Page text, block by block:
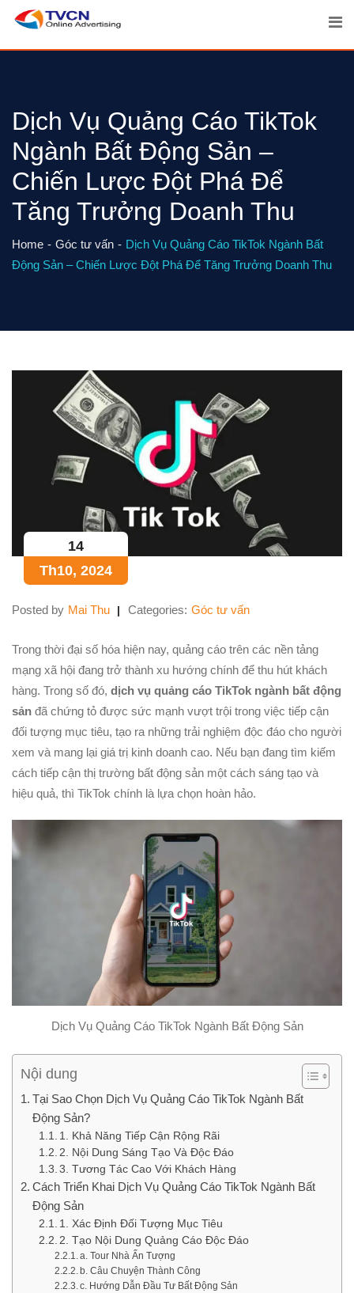
content
Dịch Vụ Quảng Cáo TikTok
Ngành Bất Động Sản –
Chiến Lược Đột Phá Để
Tăng Trưởng Doanh Thu
Home Góc tư vấn
Dịch Vụ Quảng Cáo TikTok Ngành Bất
Động Sản – Chiến Lược Đột Phá Để Tăng Trưởng Doanh Thu
14
Th10, 2024
Posted by Mai Thu Categories: Góc tư vấn
Trong thời đại số hóa hiện nay, quảng cáo trên các nền tảng
mạng xã hội đang trở thành xu hướng chính để thu hút khách
hàng. Trong số đó, dịch vụ quảng cáo TikTok ngành bất động
sản đã chứng tỏ được sức mạnh vượt trội trong việc tiếp cận
đối tượng mục tiêu, tạo ra những trải nghiệm độc đáo cho người
xem và mang lại giá trị kinh doanh cao. Nếu bạn đang tìm kiếm
cách tiếp cận thị trường bất động sản một cách sáng tạo và
hiệu quả, thì TikTok chính là lựa chọn hoàn hảo.
Dịch Vụ Quảng Cáo TikTok Ngành Bất Động Sản
Nội dung
Tại Sao Chọn Dịch Vụ Quảng Cáo TikTok Ngành Bất
Động Sản?
1. Khả Năng Tiếp Cận Rộng Rãi
2. Nội Dung Sáng Tạo Và Độc Đáo
3. Tương Tác Cao Với Khách Hàng
Cách Triển Khai Dịch Vụ Quảng Cáo TikTok Ngành Bất
Động Sản
1. Xác Định Đối Tượng Mục Tiêu
2. Tạo Nội Dung Quảng Cáo Độc Đáo
a. Tour Nhà Ấn Tượng
b. Câu Chuyện Thành Công
c. Hướng Dẫn Đầu Tư Bất Động Sản